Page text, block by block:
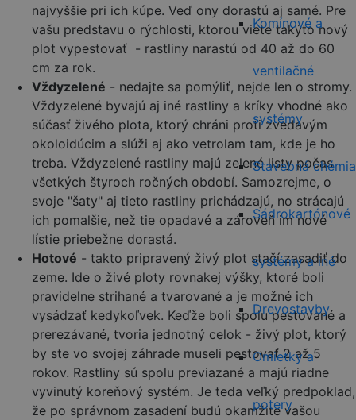
Komínové a
ventilačné
systémy
Stavebná chémia
Sádrokartónové
systémy a iné
Drevostavby
Omietky a
potery
najvyššie pri ich kúpe. Veď ony dorastú aj samé. Pre
vašu predstavu o rýchlosti, ktorou viete takýto nový
plot vypestovať - rastliny narastú od 40 až do 60
cm za rok.
Vždyzelené - nedajte sa pomýliť, nejde len o stromy.
Vždyzelené byvajú aj iné rastliny a kríky vhodné ako
súčasť živého plota, ktorý chráni proti zvedavým
okoloidúcim a slúži aj ako vetrolam tam, kde je ho
treba. Vždyzelené rastliny majú zelené listy počas
všetkých štyroch ročných období. Samozrejme, o
svoje "šaty" aj tieto rastliny prichádzajú, no strácajú
ich pomalšie, než tie opadavé a zároveň im nové
lístie priebežne dorastá.
Hotové - takto pripravený živý plot stačí zasadiť do
zeme. Ide o živé ploty rovnakej výšky, ktoré boli
pravidelne strihané a tvarované a je možné ich
vysádzať kedykoľvek. Keďže boli spolu pestované a
prerezávané, tvoria jednotný celok - živý plot, ktorý
by ste vo svojej záhrade museli pestovať 2 až 5
rokov. Rastliny sú spolu previazané a majú riadne
vyvinutý koreňový systém. Je teda veľký predpoklad,
že po správnom zasadení budú okamžite vašou